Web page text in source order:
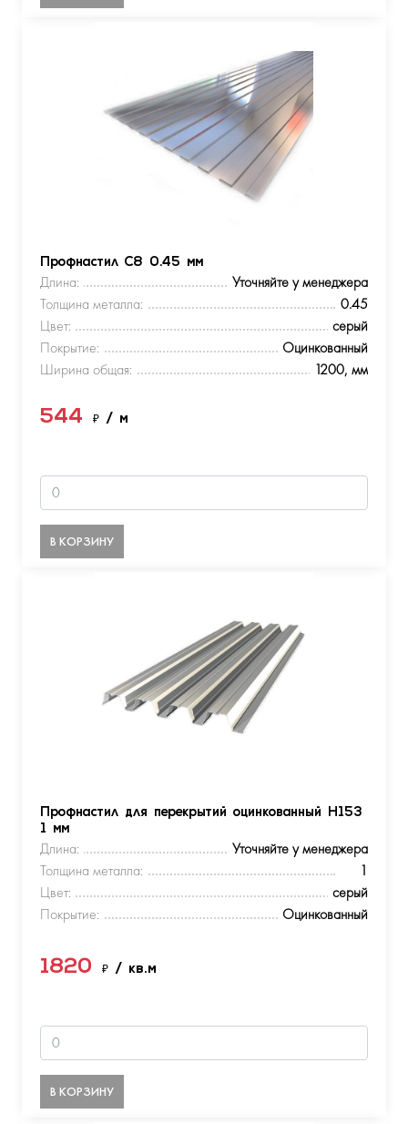
Профнастил С8 0.45 мм
Длина:
Уточняйте у менеджера
Толщина металла:
0.45
Цвет:
серый
Покрытие:
Оцинкованный
Ширина общая:
1200, мм
544 ₽ / м
В КОРЗИНУ
Профнастил для перекрытий оцинкованный Н153
1 мм
Длина:
Уточняйте у менеджера
Толщина металла:
1
Цвет:
серый
Покрытие:
Оцинкованный
1820 ₽ / кв.м
В КОРЗИНУ